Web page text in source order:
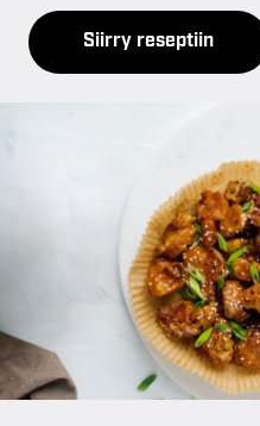
Siirry reseptiin